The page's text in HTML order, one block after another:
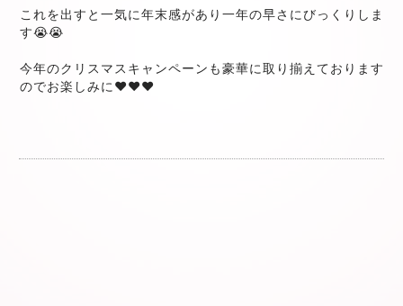
これを出すと一気に年末感があり一年の早さにびっくりしま
す😭😭
今年のクリスマスキャンペーンも豪華に取り揃えております
のでお楽しみに❤️❤️❤️